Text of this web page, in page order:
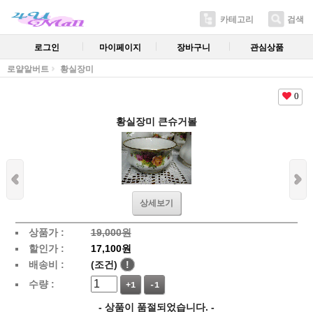
카테고리 검색
로그인 마이페이지 장바구니 관심상품
로얄알버트 황실장미
0
황실장미 큰슈거볼
상세보기
상품가 :
19,000원
할인가 :
17,100원
배송비 :
(조건)
!
수량 :
+1 -1
- 상품이 품절되었습니다. -